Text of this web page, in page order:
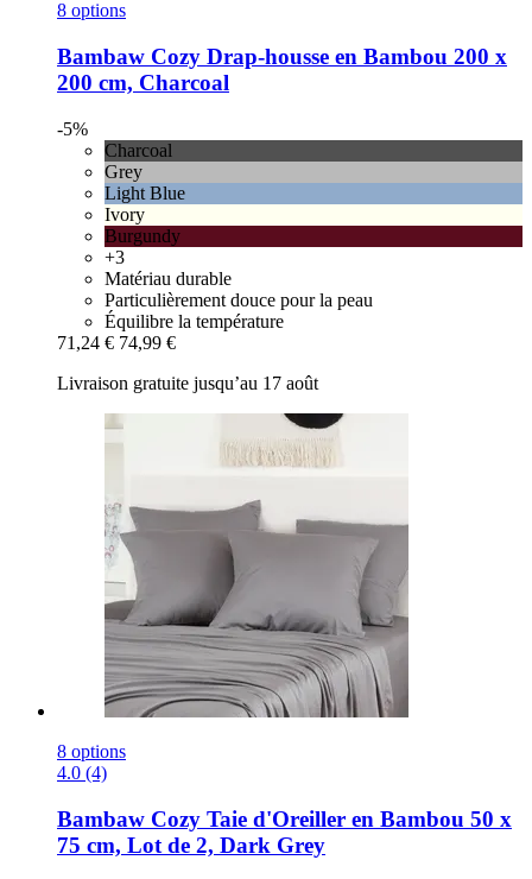
8 options
Bambaw Cozy Drap-​housse en Bambou 200 x
200 cm, Charcoal
-5%
Charcoal
Grey
Light Blue
Ivory
Burgundy
+3
Matériau durable
Particulièrement douce pour la peau
Équilibre la température
71,24 € 74,99 €
Livraison gratuite jusqu’au 17 août
8 options
4.0 (4)
Bambaw Cozy Taie d'Oreiller en Bambou 50 x
75 cm, Lot de 2, Dark Grey